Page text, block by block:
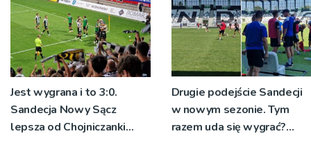
Jest wygrana i to 3:0.
Sandecja Nowy Sącz
lepsza od Chojniczanki
Drugie podejście Sandecji
w nowym sezonie. Tym
razem uda się wygrać?